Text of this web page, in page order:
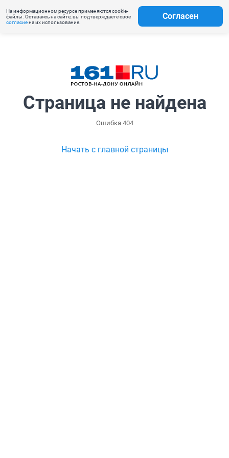
На информационном ресурсе применяются cookie-
файлы. Оставаясь на сайте, вы подтверждаете свое
согласиена их использование.
Согласен
Страница не найдена
Ошибка 404
Начать с главной страницы